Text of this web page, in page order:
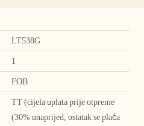
LT538G
1
FOB
TT (cijela uplata prije otpreme
(30% unaprijed, ostatak se plaća